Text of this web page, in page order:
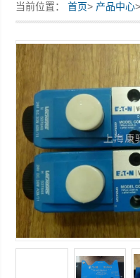
当前位置：首页> 产品中心>
*Vickers威格士电磁阀 叠加